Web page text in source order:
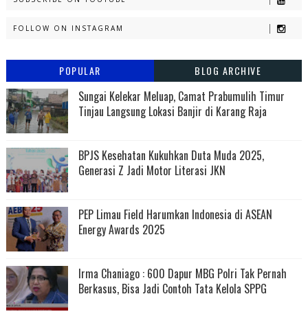
FOLLOW ON INSTAGRAM
POPULAR BLOG ARCHIVE
Sungai Kelekar Meluap, Camat Prabumulih Timur
Tinjau Langsung Lokasi Banjir di Karang Raja
BPJS Kesehatan Kukuhkan Duta Muda 2025,
Generasi Z Jadi Motor Literasi JKN
PEP Limau Field Harumkan Indonesia di ASEAN
Energy Awards 2025
Irma Chaniago : 600 Dapur MBG Polri Tak Pernah
Berkasus, Bisa Jadi Contoh Tata Kelola SPPG